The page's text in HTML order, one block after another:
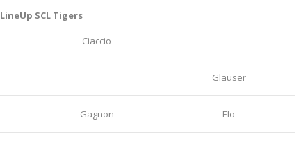
LineUp SCL Tigers
Ciaccio
Glauser
Gagnon Elo